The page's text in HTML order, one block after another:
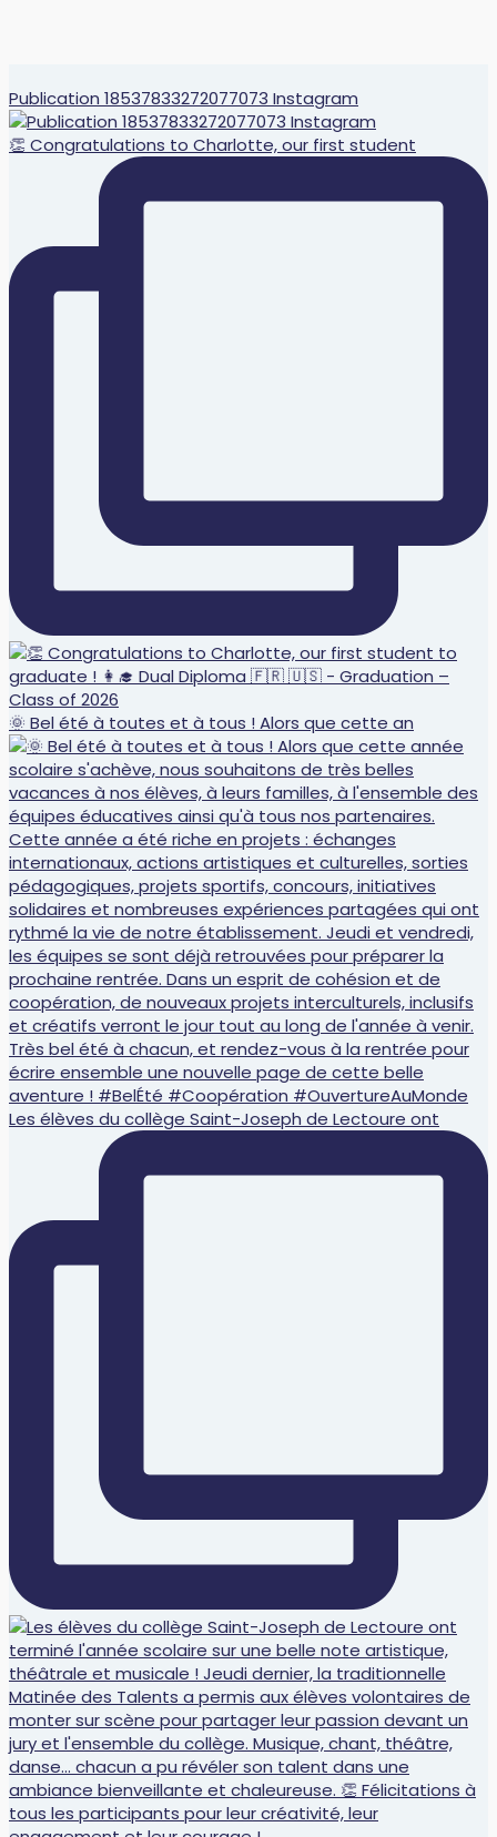
Publication 18537833272077073 Instagram
👏 Congratulations to Charlotte, our first student
🌞 Bel été à toutes et à tous ! Alors que cette an
Les élèves du collège Saint-Joseph de Lectoure ont